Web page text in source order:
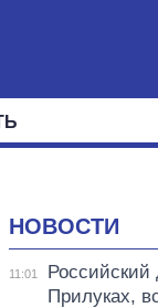
НОВОСТИ
11:01
Российский
Прилуках,